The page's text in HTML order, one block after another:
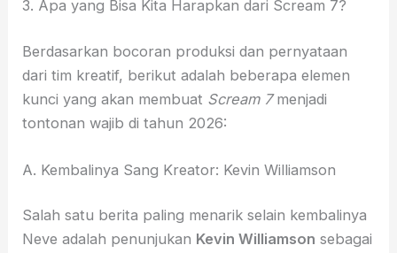
3. Apa yang Bisa Kita Harapkan dari Scream 7?
Berdasarkan bocoran produksi dan pernyataan
dari tim kreatif, berikut adalah beberapa elemen
kunci yang akan membuat Scream 7menjadi
tontonan wajib di tahun 2026:
A. Kembalinya Sang Kreator: Kevin Williamson
Salah satu berita paling menarik selain kembalinya
Neve adalah penunjukan Kevin Williamson sebagai